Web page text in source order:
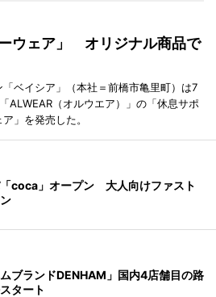
ウェア」 オリジナル商品で
ベイシア」（本社＝前橋市亀里町）は7
ALWEAR（オルウエア）」の「休息サポ
」を発売した。
coca」オープン 大人向けファスト
ブランドDENHAM」国内4店舗目の路
タート